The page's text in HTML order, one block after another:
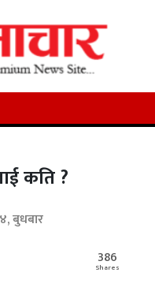
कति ?
बुधबार
386
Shares